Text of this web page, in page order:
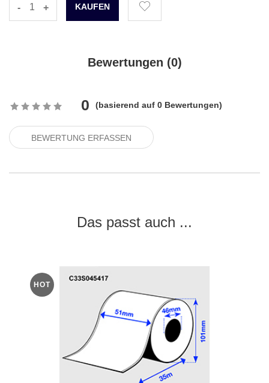
- +
Bewertungen (0)
0 (basierend auf 0 Bewertungen)
BEWERTUNG ERFASSEN
Das passt auch ...
HOT